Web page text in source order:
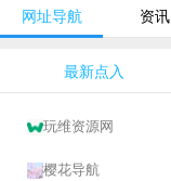
网址导航 资讯
最新点入
玩维资源网
樱花导航